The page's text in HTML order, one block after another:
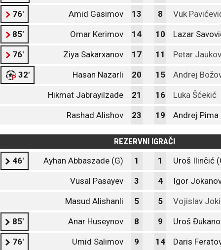
76' Amid Gasimov 13 8 Vuk
85' Omar Kerimov 14 10 Lazar
76' Ziya Sakarxanov 17 11 Petar
32' Hasan Nazarli 20 15 Andrej
Hikmat Jabrayilzade 21 16 Luka Šćekić
Rashad Alishov 23 19 Andrej Pima
REZERVNI IGRAČI
46'
Ayhan Abbaszade (G) 1 1 Uroš Ilinčić
Vusal Pasayev 3 4 Igor
Masud Alishanli 5 5 Vojislav
85' Anar Huseynov 8 9 Uroš
76' Umid Salimov 9 14 Daris